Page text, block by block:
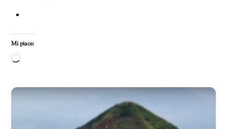
Mi piace:
Caricamento
corso…